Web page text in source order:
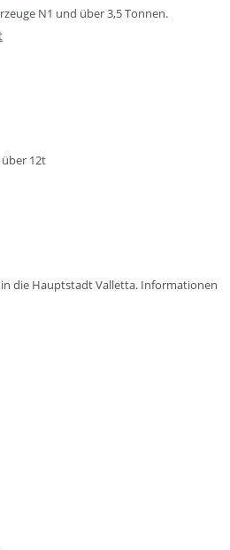
N1 und über 3,5 Tonnen.
12t
die Hauptstadt Valletta. Informationen